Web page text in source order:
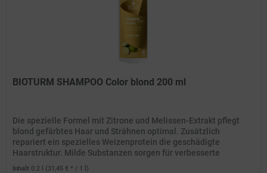
BIOTURM SHAMPOO Color blond 200 ml
Die spezielle Formel mit Zitrone und Melissen-Extrakt pflegt
blond gefärbtes Haar und Strähnen optimal. Zusätzlich
repariert ein spezielles Weizenprotein die geschädigte
Haarstruktur. Milde Substanzen sorgen für verbesserte
Kämmbarkeit...
Inhalt 0.2 l (31,45 € * / 1 l)